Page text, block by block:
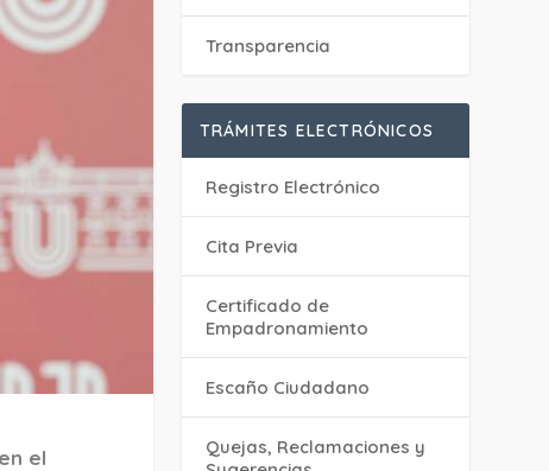
el
Transparencia
TRÁMITES ELECTRÓNICOS
Registro Electrónico
Cita Previa
Certificado de
Empadronamiento
Escaño Ciudadano
Quejas, Reclamaciones y